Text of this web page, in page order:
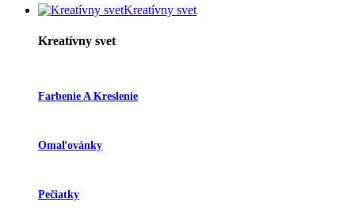
Kreatívny svet
Kreatívny svet
Farbenie A Kreslenie
Omaľovánky
Pečiatky